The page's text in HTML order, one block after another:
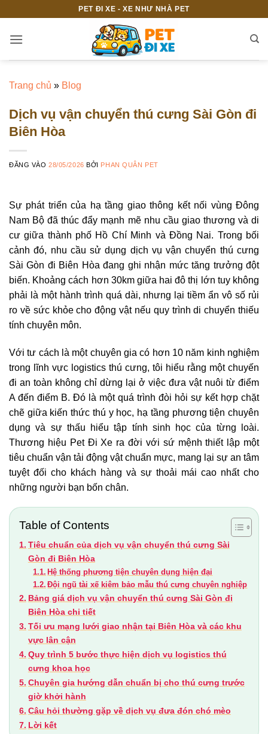
nội
PET ĐI XE - XE NHƯ NHÀ PET
Trang chủ » Blog
Dịch vụ vận chuyển thú cưng Sài Gòn đi
Biên Hòa
ĐĂNG VÀO28/05/2026 BỞI PHAN QUÂN PET
Sự phát triển của hạ tầng giao thông kết nối vùng Đông
Nam Bộ đã thúc đẩy mạnh mẽ nhu cầu giao thương và di
cư giữa thành phố Hồ Chí Minh và Đồng Nai. Trong bối
cảnh đó, nhu cầu sử dụng dịch vụ vận chuyển thú cưng
Sài Gòn đi Biên Hòa đang ghi nhận mức tăng trưởng đột
biến. Khoảng cách hơn 30km giữa hai đô thị lớn tuy không
phải là một hành trình quá dài, nhưng lại tiềm ẩn vô số rủi
ro về sức khỏe cho động vật nếu quy trình di chuyển thiếu
tính chuyên môn.
Với tư cách là một chuyên gia có hơn 10 năm kinh nghiệm
trong lĩnh vực logistics thú cưng, tôi hiểu rằng một chuyến
đi an toàn không chỉ dừng lại ở việc đưa vật nuôi từ điểm
A đến điểm B. Đó là một quá trình đòi hỏi sự kết hợp chặt
chẽ giữa kiến thức thú y học, hạ tầng phương tiện chuyên
dụng và sự thấu hiểu tập tính sinh học của từng loài.
Thương hiệu Pet Đi Xe ra đời với sứ mệnh thiết lập một
tiêu chuẩn vận tải động vật chuẩn mực, mang lại sự an tâm
tuyệt đối cho khách hàng và sự thoải mái cao nhất cho
những người bạn bốn chân.
Table of Contents
Tiêu chuẩn của dịch vụ vận chuyển thú cưng Sài
Gòn đi Biên Hòa
Hệ thống phương tiện chuyên dụng hiện đại
Đội ngũ tài xế kiêm bảo mẫu thú cưng chuyên nghiệp
Bảng giá dịch vụ vận chuyển thú cưng Sài Gòn đi
Biên Hòa chi tiết
Tối ưu mạng lưới giao nhận tại Biên Hòa và các khu
vực lân cận
Quy trình 5 bước thực hiện dịch vụ logistics thú
cưng khoa học
Chuyên gia hướng dẫn chuẩn bị cho thú cưng trước
giờ khởi hành
Câu hỏi thường gặp về dịch vụ đưa đón chó mèo
Lời kết